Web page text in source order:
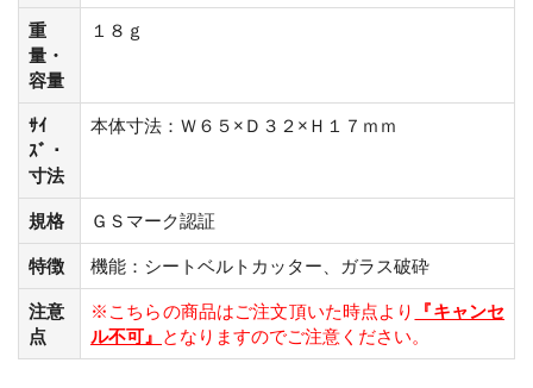
重
量・
容量
１８ｇ
ｻｲ
ｽﾞ・
寸法
本体寸法：Ｗ６５×Ｄ３２×Ｈ１７ｍｍ
規格 ＧＳマーク認証
特徴 機能：シートベルトカッター、ガラス破砕
注意
点
※こちらの商品はご注文頂いた時点より
『キャンセ
ル不可』 となりますのでご注意ください。